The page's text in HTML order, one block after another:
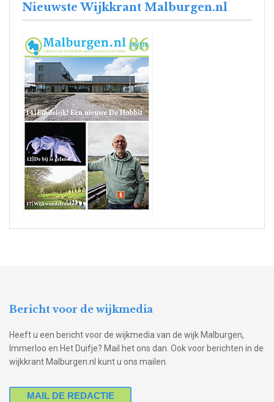
Nieuwste Wijkkrant Malburgen.nl
Bericht voor de wijkmedia
Heeft u een bericht voor de wijkmedia van de wijk Malburgen,
Immerloo en Het Duifje? Mail het ons dan. Ook voor berichten in de
wijkkrant Malburgen.nl kunt u ons mailen.
MAIL DE REDACTIE